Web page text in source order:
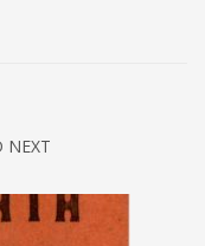
NEXT